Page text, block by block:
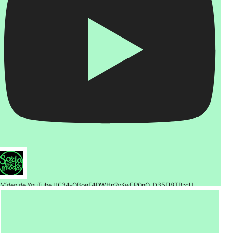
Vídeo de YouTube UC34-QBogF4DWHp2vKwEP0nQ_D35Fl8TBzcU